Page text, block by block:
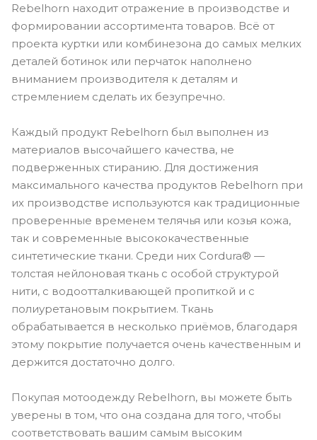
Rebelhorn находит отражение в производстве и
формировании ассортимента товаров. Всё от
проекта куртки или комбинезона до самых мелких
деталей ботинок или перчаток наполнено
вниманием производителя к деталям и
стремлением сделать их безупречно.
Каждый продукт Rebelhorn был выполнен из
материалов высочайшего качества, не
подверженных стиранию. Для достижения
максимального качества продуктов Rebelhorn при
их производстве используются как традиционные
проверенные временем телячья или козья кожа,
так и современные высококачественные
синтетические ткани. Среди них Cordura® —
толстая нейлоновая ткань с особой структурой
нити, с водоотталкивающей пропиткой и с
полиуретановым покрытием. Ткань
обрабатывается в несколько приёмов, благодаря
этому покрытие получается очень качественным и
держится достаточно долго.
Покупая мотоодежду Rebelhorn, вы можете быть
уверены в том, что она создана для того, чтобы
соответствовать вашим самым высоким